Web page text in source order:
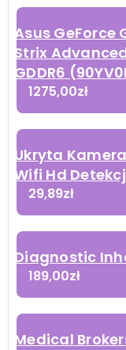
Asus GeForce
Strix
GDDR6
1275,00zł
Ukryta
Wifi Hd
29,89zł
Diagnostic
189,00zł
Medical